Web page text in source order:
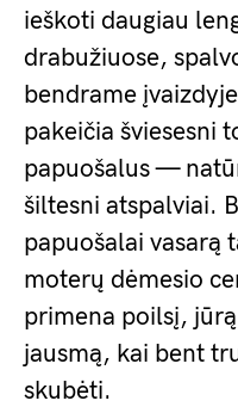
ieškoti daugiau
drabužiuose,
bendrame
pakeičia šviesesni
papuošalus —
šiltesni atspalviai.
papuošalai vasarą
moterų dėmesio
primena poilsį,
jausmą, kai bent
skubėti.